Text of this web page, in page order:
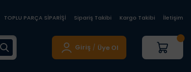
TOPLU PARÇA SİPARİŞİ Sipariş Takibi Kargo Takibi İletişim
Giriş / Üye Ol